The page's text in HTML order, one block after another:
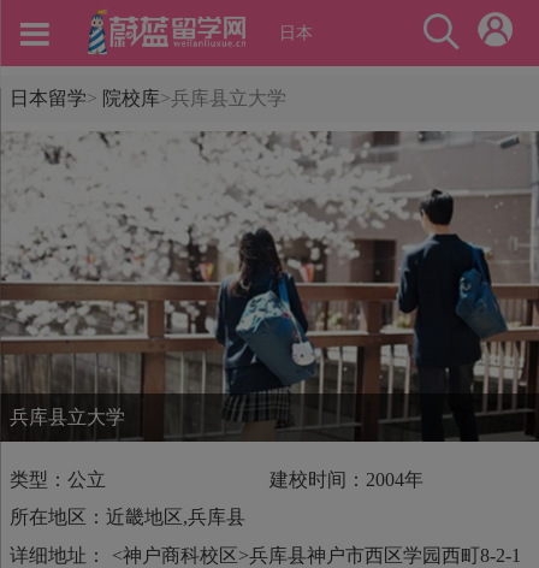
日本
日本留学> 院校库>兵库县立大学
兵库县立大学
类型：公立
建校时间：2004年
所在地区：近畿地区,兵库县
详细地址：
<神户商科校区>兵库县神户市西区学园西町8-2-1